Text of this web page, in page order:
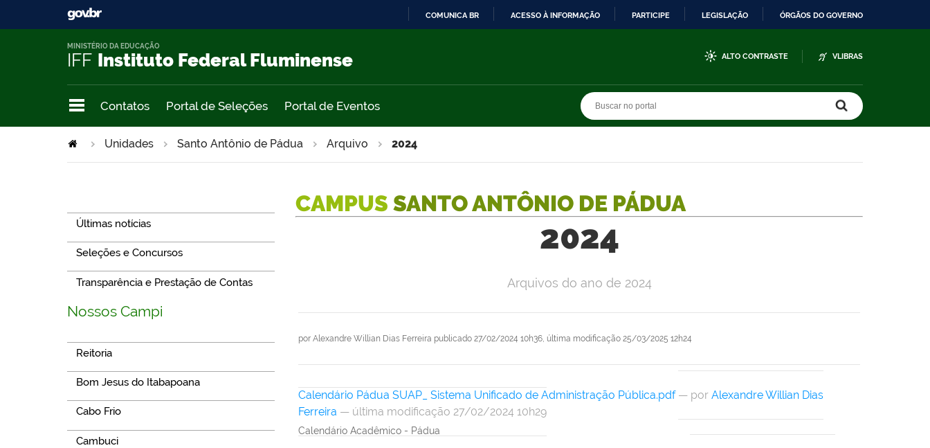
COMUNICA BR ACESSO À INFORMAÇÃO PARTICIPE LEGISLAÇÃO ÓRGÃOS DO GOVERNO
IFF Instituto Federal Fluminense
MINISTÉRIO DA EDUCAÇÃO
ALTO CONTRASTE VLIBRAS
Contatos Portal de Seleções Portal de Eventos
Unidades Santo Antônio de Pádua Arquivo 2024
Últimas notícias
Seleções e Concursos
Transparência e Prestação de Contas
Nossos Campi
Reitoria
Bom Jesus do Itabapoana
Cabo Frio
Cambuci
CAMPUS SANTO ANTÔNIO DE PÁDUA
2024
por Alexandre Willian Dias Ferreira publicado 27/02/2024 10h36, última modificação 25/03/2025 12h24
Arquivos do ano de 2024
Calendário Pádua SUAP_ Sistema Unificado de Administração Pública.pdf — por Alexandre Willian Dias
Ferreira — última modificação 27/02/2024 10h29
Calendário Acadêmico - Pádua